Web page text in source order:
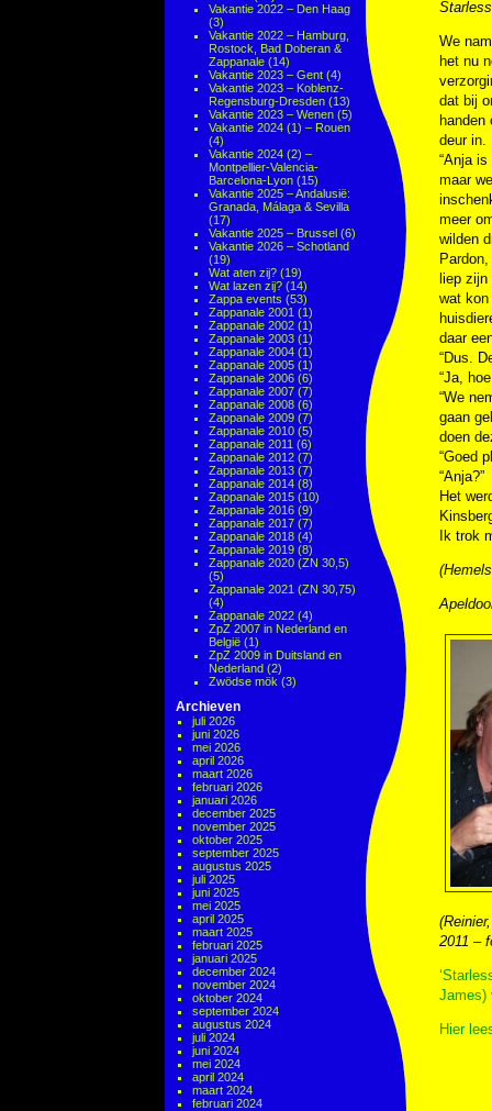
Vakantie 2022 – Den Haag
(3)
Vakantie 2022 – Hamburg,
Rostock, Bad Doberan &
Zappanale (14)
Vakantie 2023 – Gent (4)
Vakantie 2023 – Koblenz-
Regensburg-Dresden (13)
Vakantie 2023 – Wenen (5)
Vakantie 2024 (1) – Rouen
(4)
Vakantie 2024 (2) –
Montpellier-Valencia-
Barcelona-Lyon (15)
Vakantie 2025 – Andalusië:
Granada, Málaga & Sevilla
(17)
Vakantie 2025 – Brussel (6)
Vakantie 2026 – Schotland
(19)
Wat aten zij? (19)
Wat lazen zij? (14)
Zappa events (53)
Zappanale 2001 (1)
Zappanale 2002 (1)
Zappanale 2003 (1)
Zappanale 2004 (1)
Zappanale 2005 (1)
Zappanale 2006 (6)
Zappanale 2007 (7)
Zappanale 2008 (6)
Zappanale 2009 (7)
Zappanale 2010 (5)
Zappanale 2011 (6)
Zappanale 2012 (7)
Zappanale 2013 (7)
Zappanale 2014 (8)
Zappanale 2015 (10)
Zappanale 2016 (9)
Zappanale 2017 (7)
Zappanale 2018 (4)
Zappanale 2019 (8)
Zappanale 2020 (ZN 30,5)
(5)
Zappanale 2021 (ZN 30,75)
(4)
Zappanale 2022 (4)
ZpZ 2007 in Nederland en
België (1)
ZpZ 2009 in Duitsland en
Nederland (2)
Zwödse mök (3)
Archieven
juli 2026
juni 2026
mei 2026
april 2026
maart 2026
februari 2026
januari 2026
december 2025
november 2025
oktober 2025
september 2025
augustus 2025
juli 2025
juni 2025
mei 2025
april 2025
maart 2025
februari 2025
januari 2025
december 2024
november 2024
oktober 2024
september 2024
augustus 2024
juli 2024
juni 2024
mei 2024
april 2024
maart 2024
februari 2024
We
het nu
dat bij
deur in.
“Anja
maar
meer
wilden
liep
wat
daar
“Dus.
“Ja,
“We
gaan
doen
“Goed
“Anja?”
Het
Ik trok
2011 –
James)
Hier